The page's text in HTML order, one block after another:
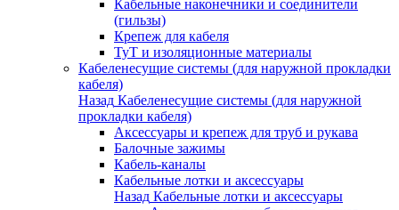
Кабельные наконечники и соединители
(гильзы)
Крепеж для кабеля
ТуТ и изоляционные материалы
Кабеленесущие системы (для наружной прокладки
кабеля)
Назад Кабеленесущие системы (для наружной
прокладки кабеля)
Аксессуары и крепеж для труб и рукава
Балочные зажимы
Кабель-каналы
Кабельные лотки и аксессуары
Назад Кабельные лотки и аксессуары